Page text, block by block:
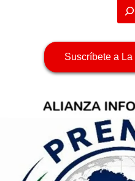
Suscríbete a La